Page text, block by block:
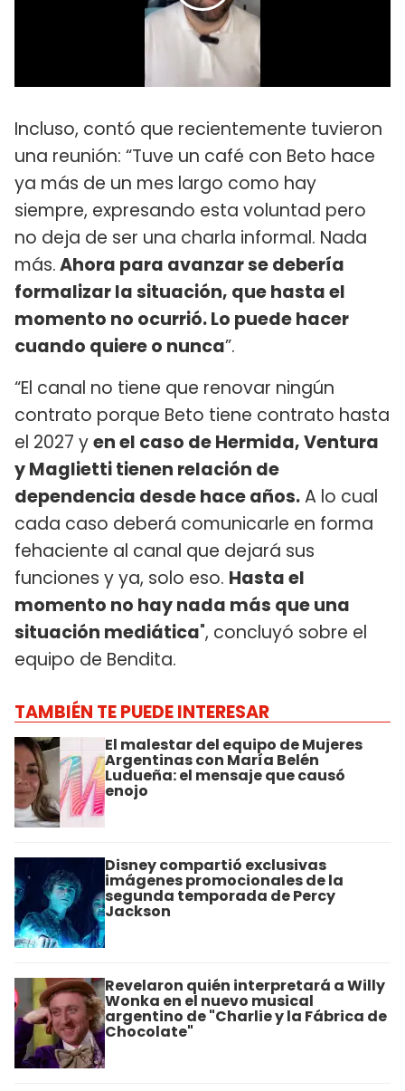
Incluso, contó que recientemente tuvieron
una reunión: “Tuve un café con Beto hace
ya más de un mes largo como hay
siempre, expresando esta voluntad pero
no deja de ser una charla informal. Nada
más.Ahora para avanzar se debería
formalizar la situación, que hasta el
momento no ocurrió. Lo puede hacer
cuando quiere o nunca”.
“El canal no tiene que renovar ningún
contrato porque Beto tiene contrato hasta
el 2027 yen el caso de Hermida, Ventura
y Maglietti tienen relación de
dependencia desde hace años.A lo cual
cada caso deberá comunicarle en forma
fehaciente al canal que dejará sus
funciones y ya, solo eso. Hasta el
momento no hay nada más que una
situación mediática", concluyó sobre el
equipo de Bendita.
TAMBIÉN TE PUEDE INTERESAR
El malestar del equipo de Mujeres
Argentinas con María Belén
Ludueña: el mensaje que causó
enojo
Disney compartió exclusivas
imágenes promocionales de la
segunda temporada de Percy
Jackson
Revelaron quién interpretará a Willy
Wonka en el nuevo musical
argentino de "Charlie y la Fábrica de
Chocolate"